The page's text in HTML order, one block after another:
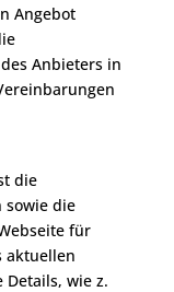
Angebot
Anbieters in
die
sowie die
für
aktuellen
wie z.